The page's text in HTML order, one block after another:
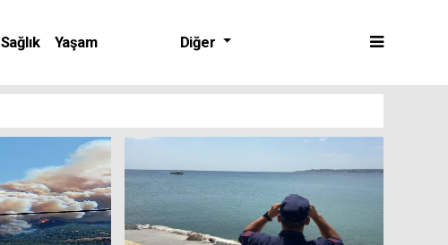
Sağlık
Yaşam
Diğer